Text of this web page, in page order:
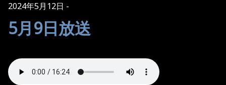
2024年5月12日
5月9日放送